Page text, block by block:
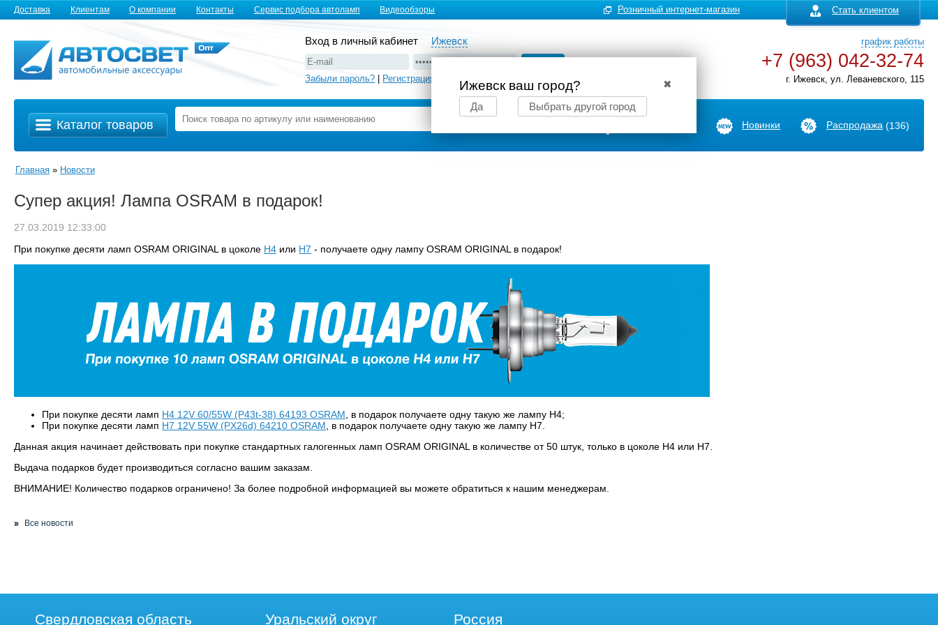
Доставка Клиентам О компании Контакты Сервис подбора автоламп Видеообзоры Стать клиентом
Розничный интернет-магазин
Вход в личный кабинет Ижевск
✖
Ижевск ваш город?
Да Выбрать другой город
Забыли пароль? Регистрация
график работы
+7 (963) 042-32-74
г. Ижевск, ул. Леваневского, 115
Каталог товаров Новинки Распродажа (136)
Главная » Новости
Супер акция! Лампа OSRAM в подарок!
27.03.2019 12:33:00
При покупке десяти ламп OSRAM ORIGINAL в цоколе H4 или H7 - получаете одну лампу OSRAM ORIGINAL в подарок!
При покупке десяти ламп H4 12V 60/55W (P43t-38) 64193 OSRAM , в подарок получаете одну такую же лампу H4;
При покупке десяти ламп H7 12V 55W (PX26d) 64210 OSRAM , в подарок получаете одну такую же лампу H7.
Данная акция начинает действовать при покупке стандартных галогенных ламп OSRAM ORIGINAL в количестве от 50 штук, только в цоколе H4 или H7.
Выдача подарков будет производиться согласно вашим заказам.
ВНИМАНИЕ! Количество подарков ограничено! За более подробной информацией вы можете обратиться к нашим менеджерам.
Все новости
Свердловская область Уральский округ Россия